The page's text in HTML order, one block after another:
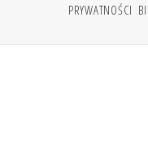
PRYWATNOŚCI